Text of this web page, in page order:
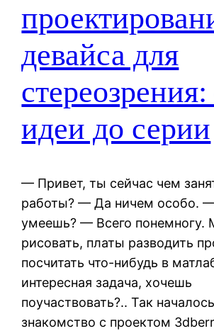
девайса для
стереозрения:
идеи до серии
— Привет, ты сейчас чем
работы? — Да ничем особо.
умеешь? — Всего понемногу.
рисовать, платы разводить
посчитать что-нибудь в
интересная задача, хочешь
поучаствовать?.. Так
знакомство с проектом